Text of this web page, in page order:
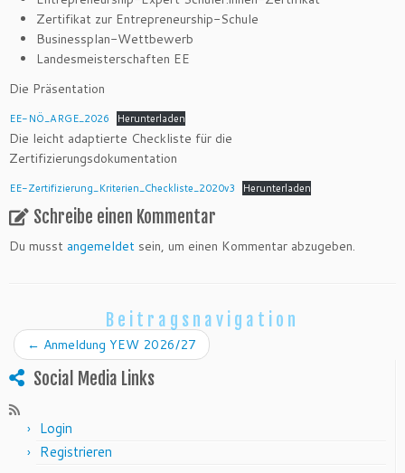
Zertifikat zur Entrepreneurship-Schule
Businessplan-Wettbewerb
Landesmeisterschaften EE
Die Präsentation
EE-NÖ_ARGE_2026 Herunterladen
Die leicht adaptierte Checkliste für die
Zertifizierungsdokumentation
EE-Zertifizierung_Kriterien_Checkliste_2020v3 Herunterladen
Schreibe einen Kommentar
Du musst angemeldet sein, um einen Kommentar abzugeben.
Beitragsnavigation
← Anmeldung YEW 2026/27
Social Media Links
Login
Registrieren